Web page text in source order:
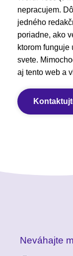
nepracujem.
jedného
poriadne, ako
ktorom funguje
svete.
aj tento web a
Neváhajte